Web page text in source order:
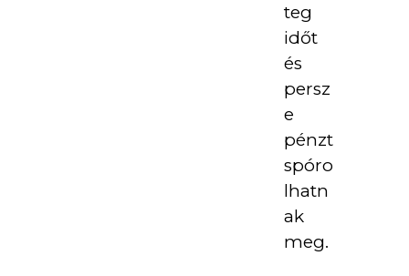
teg
időt
és
persz
e
pénzt
spóro
lhatn
ak
meg.